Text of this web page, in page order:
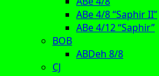
ABe 4/8 “Saphir II”
ABe 4/12 “Saphir”
BOB
ABDeh 8/8
CJ